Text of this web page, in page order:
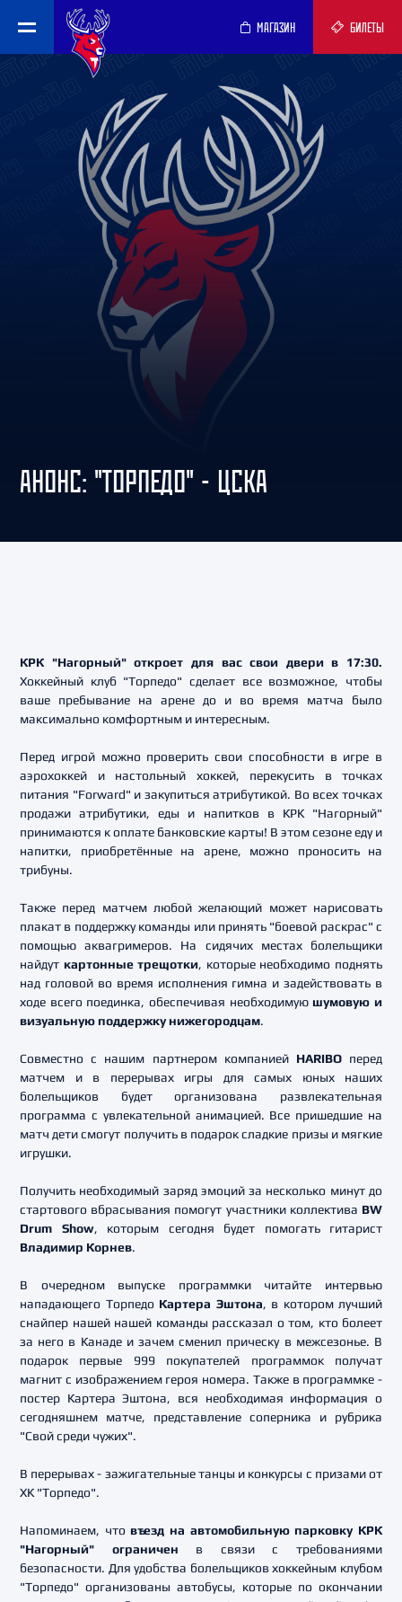
МАГАЗИН БИЛЕТЫ
АНОНС: "ТОРПЕДО" - ЦСКА
КРК "Нагорный" откроет для вас свои двери в 17:30.
Хоккейный клуб "Торпедо" сделает все возможное, чтобы
ваше пребывание на арене до и во время матча было
максимально комфортным и интересным.
Перед игрой можно проверить свои способности в игре в
аэрохоккей и настольный хоккей, перекусить в точках
питания "Forward" и закупиться атрибутикой. Во всех точках
продажи атрибутики, еды и напитков в КРК "Нагорный"
принимаются к оплате банковские карты! В этом сезоне еду и
напитки, приобретённые на арене, можно проносить на
трибуны.
Также перед матчем любой желающий может нарисовать
плакат в поддержку команды или принять "боевой раскрас" с
помощью аквагримеров. На сидячих местах болельщики
найдут картонные трещотки, которые необходимо поднять
над головой во время исполнения гимна и задействовать в
ходе всего поединка, обеспечивая необходимуюшумовую и
визуальную поддержку нижегородцам.
Совместно с нашим партнером компанией HARIBOперед
матчем и в перерывах игры для самых юных наших
болельщиков будет организована развлекательная
программа с увлекательной анимацией. Все пришедшие на
матч дети смогут получить в подарок сладкие призы и мягкие
игрушки.
Получить необходимый заряд эмоций за несколько минут до
стартового вбрасывания помогут участники коллектива BW
Drum Show, которым сегодня будет помогать гитарист
Владимир Корнев.
В очередном выпуске программки читайте интервью
нападающего Торпедо Картера Эштона, в котором лучший
снайпер нашей нашей команды рассказал о том, кто болеет
за него в Канаде и зачем сменил прическу в межсезонье. В
подарок первые 999 покупателей программок получат
магнит с изображением героя номера. Также в программке -
постер Картера Эштона, вся необходимая информация о
сегодняшнем матче, представление соперника и рубрика
"Свой среди чужих".
В перерывах - зажигательные танцы и конкурсы с призами от
ХК "Торпедо".
Напоминаем, чтовъезд на автомобильную парковку КРК
"Нагорный" ограничен в связи с требованиями
безопасности. Для удобства болельщиков хоккейным клубом
"Торпедо" организованы автобусы, которые по окончании